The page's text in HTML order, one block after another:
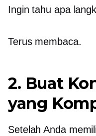
Ingin tahu apa
Terus membaca.
2. Buat
yang
Setelah Anda